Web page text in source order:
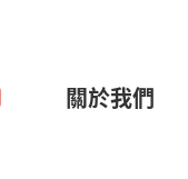
關於我們